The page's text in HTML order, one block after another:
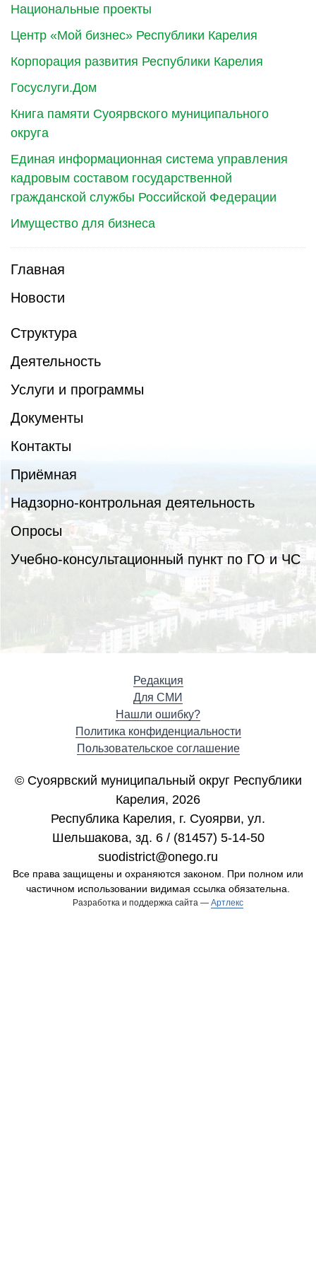
Национальные проекты
Центр «Мой бизнес» Республики Карелия
Корпорация развития Республики Карелия
Госуслуги.Дом
Книга памяти Суоярвского муниципального
округа
Единая информационная система управления
кадровым составом государственной
гражданской службы Российской Федерации
Имущество для бизнеса
Главная
Новости
Структура
Деятельность
Услуги и программы
Документы
Контакты
Приёмная
Надзорно-контрольная деятельность
Опросы
Учебно-консультационный пункт по ГО и ЧС
Редакция
Для СМИ
Нашли ошибку?
Политика конфиденциальности
Пользовательское соглашение
© Суоярвский муниципальный округ Республики
Карелия, 2026
Республика Карелия, г. Cуоярви, ул.
Шельшакова, зд. 6 / (81457) 5-14-50
suodistrict@onego.ru
Все права защищены и охраняются законом. При полном или
частичном использовании видимая ссылка обязательна.
Разработка и поддержка сайта — Артлекс